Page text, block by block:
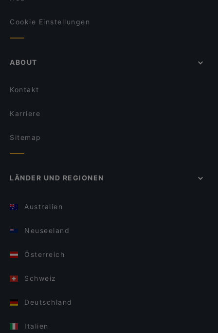
Cookie Einstellungen
ABOUT
Kontakt
Karriere
Sitemap
LÄNDER UND REGIONEN
Australien
Neuseeland
Österreich
Schweiz
Deutschland
Italien